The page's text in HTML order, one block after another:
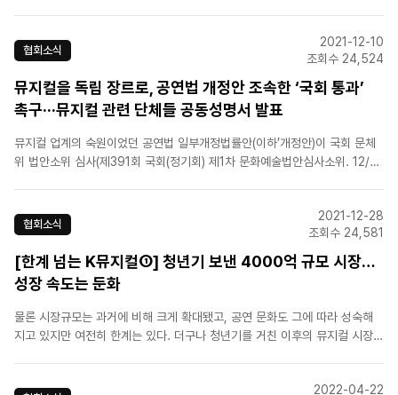
산업으로 육성하기 위한 사업을 펼칠 것”이라고 강조했다.[출처..
협회소식
2021-12-10
조회수 24,524
뮤지컬을 독립 장르로, 공연법 개정안 조속한 ‘국회 통과’
촉구···뮤지컬 관련 단체들 공동성명서 발표
뮤지컬 업계의 숙원이었던 공연법 일부개정법률안(이하’개정안)이 국회 문체
위 법안소위 심사(제391회 국회(정기회) 제1차 문화예술법안심사소위. 12/7)
협회소식
2021-12-28
조회수 24,581
[한계 넘는 K뮤지컬①] 청년기 보낸 4000억 규모 시장…
성장 속도는 둔화
물론 시장규모는 과거에 비해 크게 확대됐고, 공연 문화도 그에 따라 성숙해
지고 있지만 여전히 한계는 있다. 더구나 청년기를 거친 이후의 뮤지컬 시장
고 있기 때문에 성장 속도는 더뎌질 수밖에 없다”면서 “..
2022-04-22